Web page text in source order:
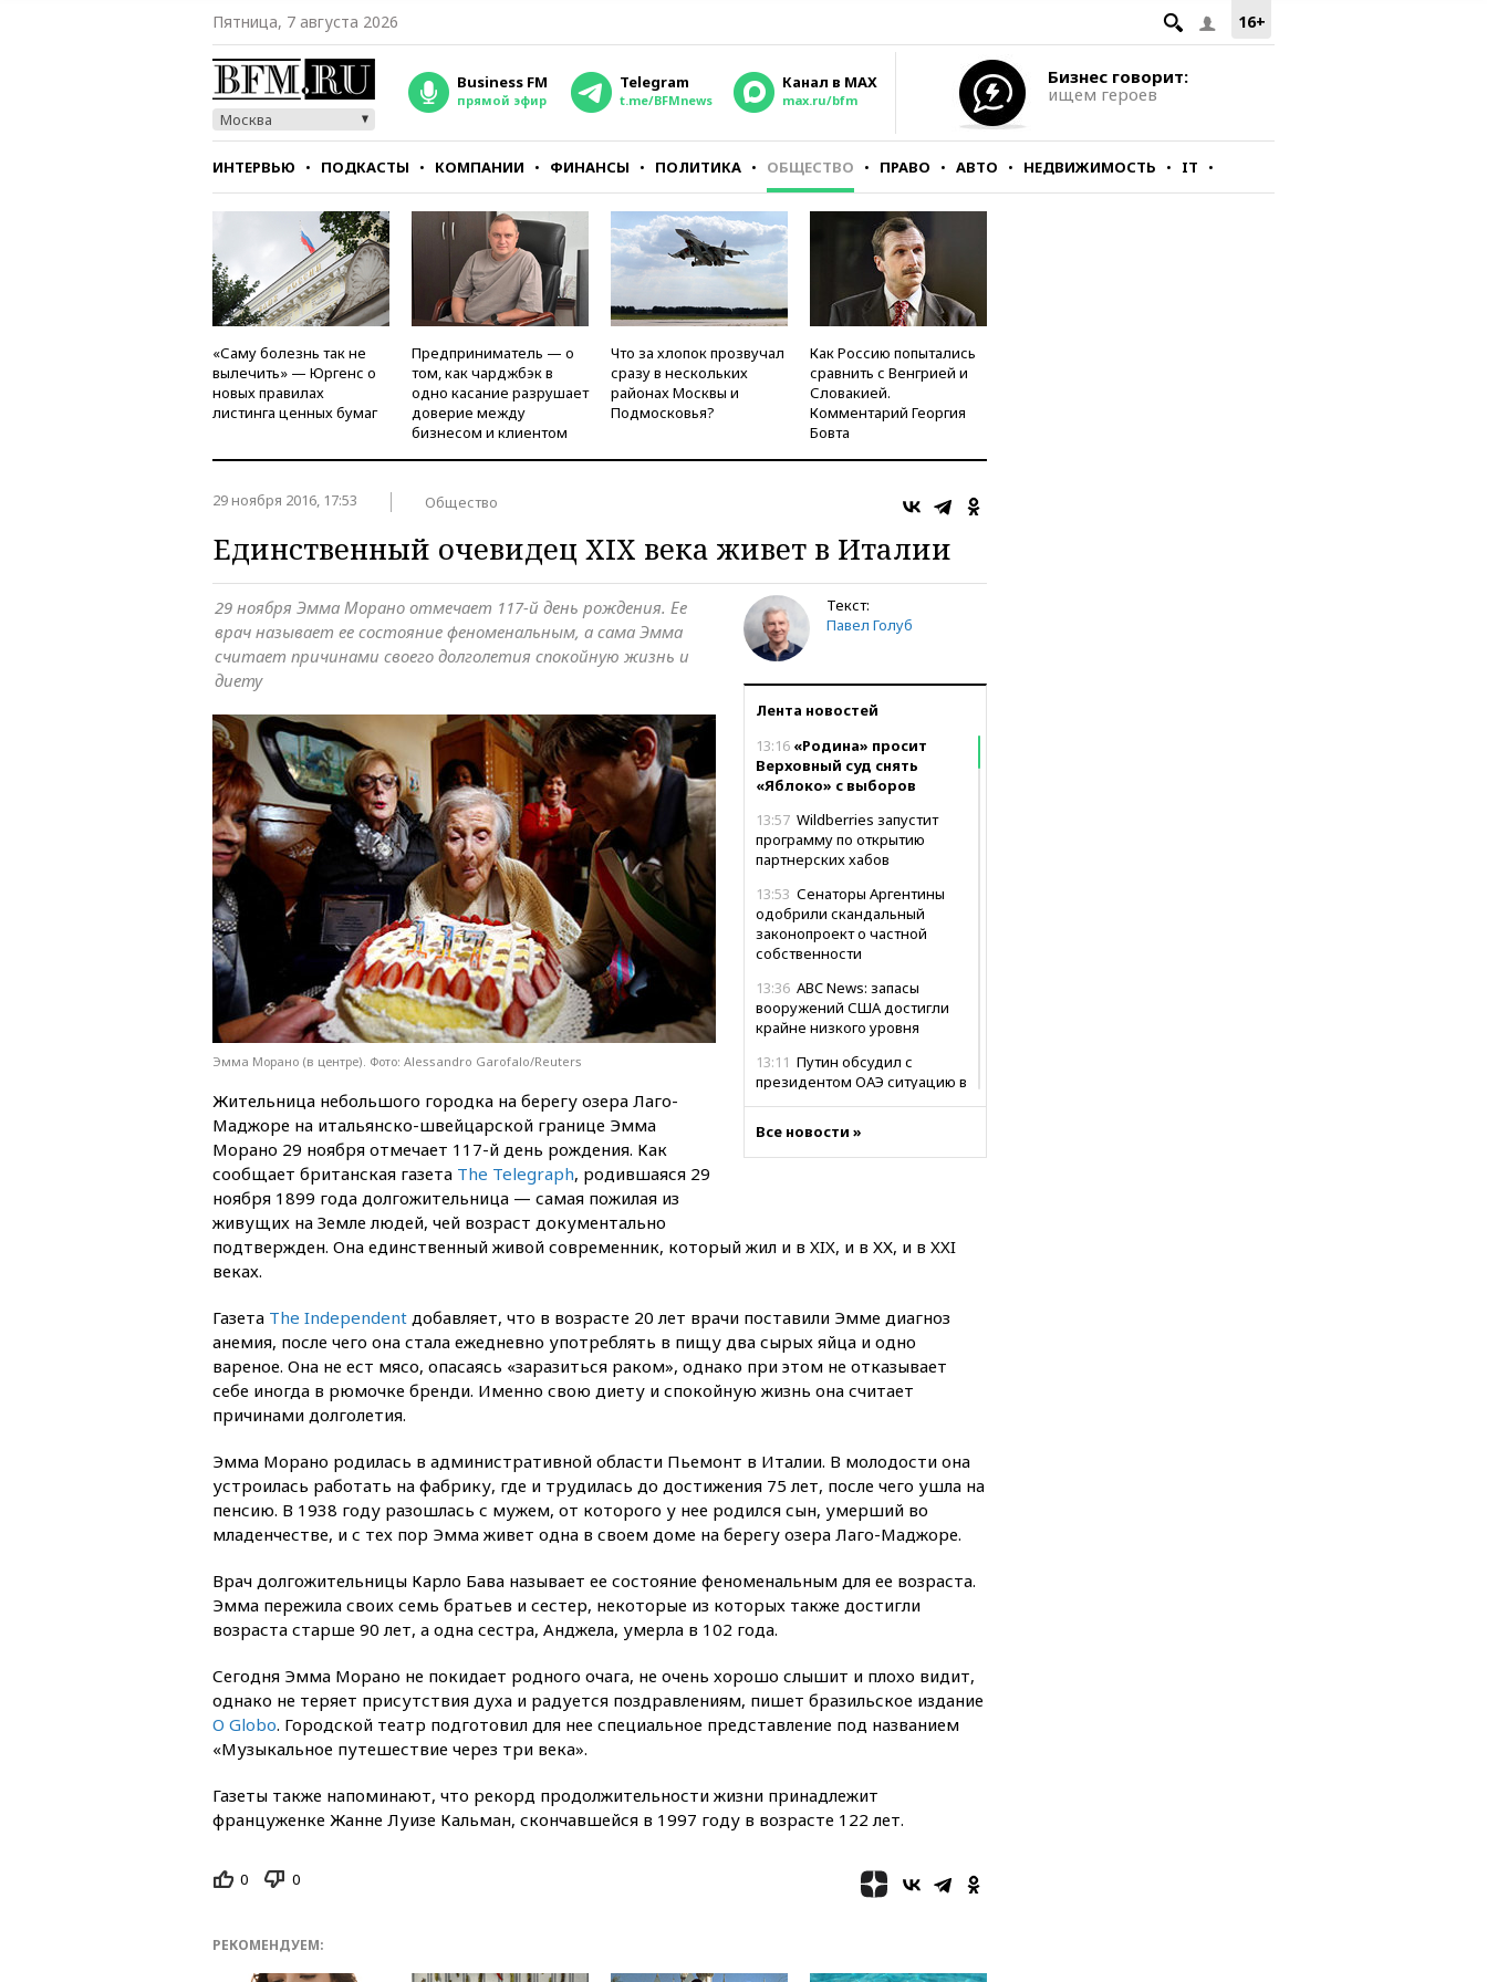
16+
Пятница, 7 августа 2026
Москва
Business FM
прямой эфир
Telegram
t.me/BFMnews
Канал в MAX
max.ru/bfm
Бизнес говорит:
ищем героев
ИНТЕРВЬЮ ПОДКАСТЫ КОМПАНИИ ФИНАНСЫ ПОЛИТИКА ОБЩЕСТВО ПРАВО АВТО НЕДВИЖИМОСТЬ IT
СТИЛЬ ТЕСТЫ
«Саму болезнь так не
вылечить» — Юргенс о
новых правилах
листинга ценных бумаг
Предприниматель — о
том, как чарджбэк в
одно касание разрушает
доверие между
бизнесом и клиентом
Что за хлопок прозвучал
сразу в нескольких
районах Москвы и
Подмосковья?
Как Россию попытались
сравнить с Венгрией и
Словакией.
Комментарий Георгия
Бовта
29 ноября 2016, 17:53 Общество
Единственный очевидец XIX века живет в Италии
Текст:
Павел Голуб
Лента новостей
13:16 «Родина» просит
Верховный суд снять
«Яблоко» с выборов
13:57 Wildberries запустит
программу по открытию
партнерских хабов
13:53 Сенаторы Аргентины
одобрили скандальный
законопроект о частной
собственности
13:36 ABC News: запасы
вооружений США достигли
крайне низкого уровня
13:11 Путин обсудил с
президентом ОАЭ ситуацию в
13:09Суд обязал москвичку
12:51 Россия планирует
12:36Экспорт растворимого
кофе из России достиг
рекордных показателей
Анискино в Харьковской
области
12:15 Минцифры РФ не
планирует вводить
ограничения на доступ детей
11:58 Резаи: Иран не допустит
открытия второго маршрута в
11:48Жители Москвы и
Подмосковья сообщили о
громких взрывах
банкротства для
пострадавших от атак БПЛА
продавцов
Шадаев исключил
запуск мессенджера на
Все новости »
29 ноября Эмма Морано отмечает 117-й день рождения. Ее
врач называет ее состояние феноменальным, а сама Эмма
считает причинами своего долголетия спокойную жизнь и
диету
Эмма Морано (в центре). Фото: Alessandro Garofalo/Reuters
Жительница небольшого городка на берегу озера Лаго-
Маджоре на итальянско-швейцарской границе Эмма
Морано 29 ноября отмечает 117-й день рождения. Как
сообщает британская газета The Telegraph, родившаяся 29
ноября 1899 года долгожительница — самая пожилая из
живущих на Земле людей, чей возраст документально
подтвержден. Она единственный живой современник, который жил и в XIX, и в ХХ, и в XXI
веках.
Газета The Independent добавляет, что в возрасте 20 лет врачи поставили Эмме диагноз
анемия, после чего она стала ежедневно употреблять в пищу два сырых яйца и одно
вареное. Она не ест мясо, опасаясь «заразиться раком», однако при этом не отказывает
себе иногда в рюмочке бренди. Именно свою диету и спокойную жизнь она считает
причинами долголетия.
Эмма Морано родилась в административной области Пьемонт в Италии. В молодости она
устроилась работать на фабрику, где и трудилась до достижения 75 лет, после чего ушла на
пенсию. В 1938 году разошлась с мужем, от которого у нее родился сын, умерший во
младенчестве, и с тех пор Эмма живет одна в своем доме на берегу озера Лаго-Маджоре.
Врач долгожительницы Карло Бава называет ее состояние феноменальным для ее возраста.
Эмма пережила своих семь братьев и сестер, некоторые из которых также достигли
возраста старше 90 лет, а одна сестра, Анджела, умерла в 102 года.
Сегодня Эмма Морано не покидает родного очага, не очень хорошо слышит и плохо видит,
однако не теряет присутствия духа и радуется поздравлениям, пишет бразильское издание
O Globo. Городской театр подготовил для нее специальное представление под названием
«Музыкальное путешествие через три века».
Газеты также напоминают, что рекорд продолжительности жизни принадлежит
француженке Жанне Луизе Кальман, скончавшейся в 1997 году в возрасте 122 лет.
0 0
РЕКОМЕНДУЕМ: